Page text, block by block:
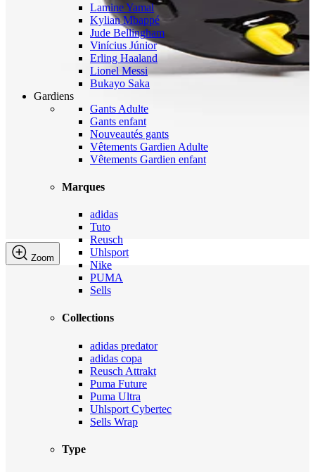
Lamine Yamal
Kylian Mbappé
Jude Bellingham
Vinícius Júnior
Erling Haaland
Lionel Messi
Bukayo Saka
Gardiens
Gants Adulte
Gants enfant
Nouveautés gants
Vêtements Gardien Adulte
Vêtements Gardien enfant
Marques
adidas
Tuto
Reusch
Uhlsport
Nike
PUMA
Sells
Collections
adidas predator
adidas copa
Reusch Attrakt
Puma Future
Puma Ultra
Uhlsport Cybertec
Sells Wrap
Type
Zoom